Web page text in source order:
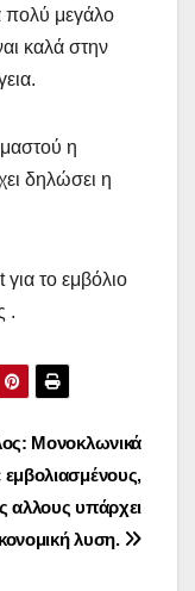
πολύ μεγάλο
καλά στην
η
δηλώσει η
το εμβόλιο
.
Μονοκλωνικά
αλλους υπάρχει
λυση.